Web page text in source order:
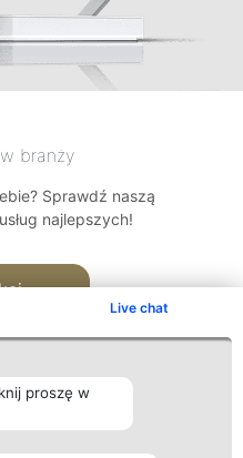
Live chat
proszę w
branży
Sprawdź naszą
najlepszych!
Kontakt